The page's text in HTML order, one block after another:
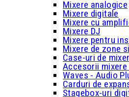
Mixere analogice
Mixere digitale
Mixere cu
Mixere DJ
Mixere pentru
Mixere de zone
Case-uri de
Accesorii mixere
Waves - Audio
Carduri de
Stagebox-uri